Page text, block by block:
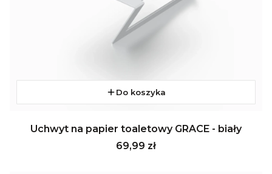
Do koszyka
Uchwyt na papier toaletowy GRACE - biały
Cena
69,99 zł